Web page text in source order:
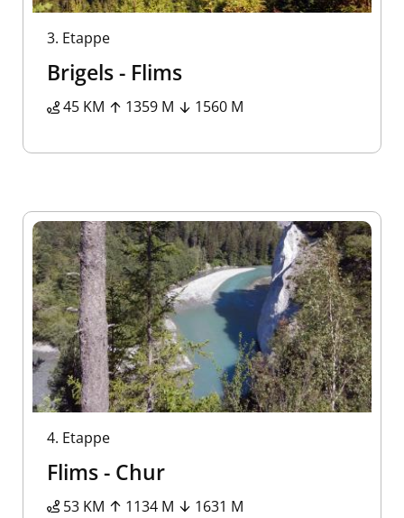
3. Etappe
Brigels - Flims
45 KM 1359 M 1560 M
4. Etappe
Flims - Chur
53 KM 1134 M 1631 M